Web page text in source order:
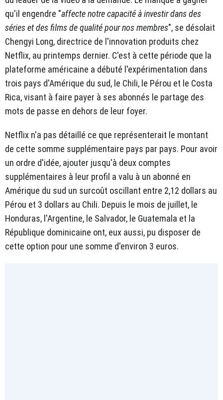
qu'il engendre "affecte notre capacité à investir dans des
séries et des films de qualité pour nos membres", se désolait
Chengyi Long, directrice de l'innovation produits chez
Netflix, au printemps dernier. C'est à cette période que la
plateforme américaine a débuté l'expérimentation dans
trois pays d'Amérique du sud, le Chili, le Pérou et le Costa
Rica, visant à faire payer à ses abonnés le partage des
mots de passe en dehors de leur foyer.
Netflix n'a pas détaillé ce que représenterait le montant
de cette somme supplémentaire pays par pays. Pour avoir
un ordre d'idée, ajouter jusqu'à deux comptes
supplémentaires à leur profil a valu à un abonné en
Amérique du sud un surcoût oscillant entre 2,12 dollars au
Pérou et 3 dollars au Chili. Depuis le mois de juillet, le
Honduras, l'Argentine, le Salvador, le Guatemala et la
République dominicaine ont, eux aussi, pu disposer de
cette option pour une somme d'environ 3 euros.